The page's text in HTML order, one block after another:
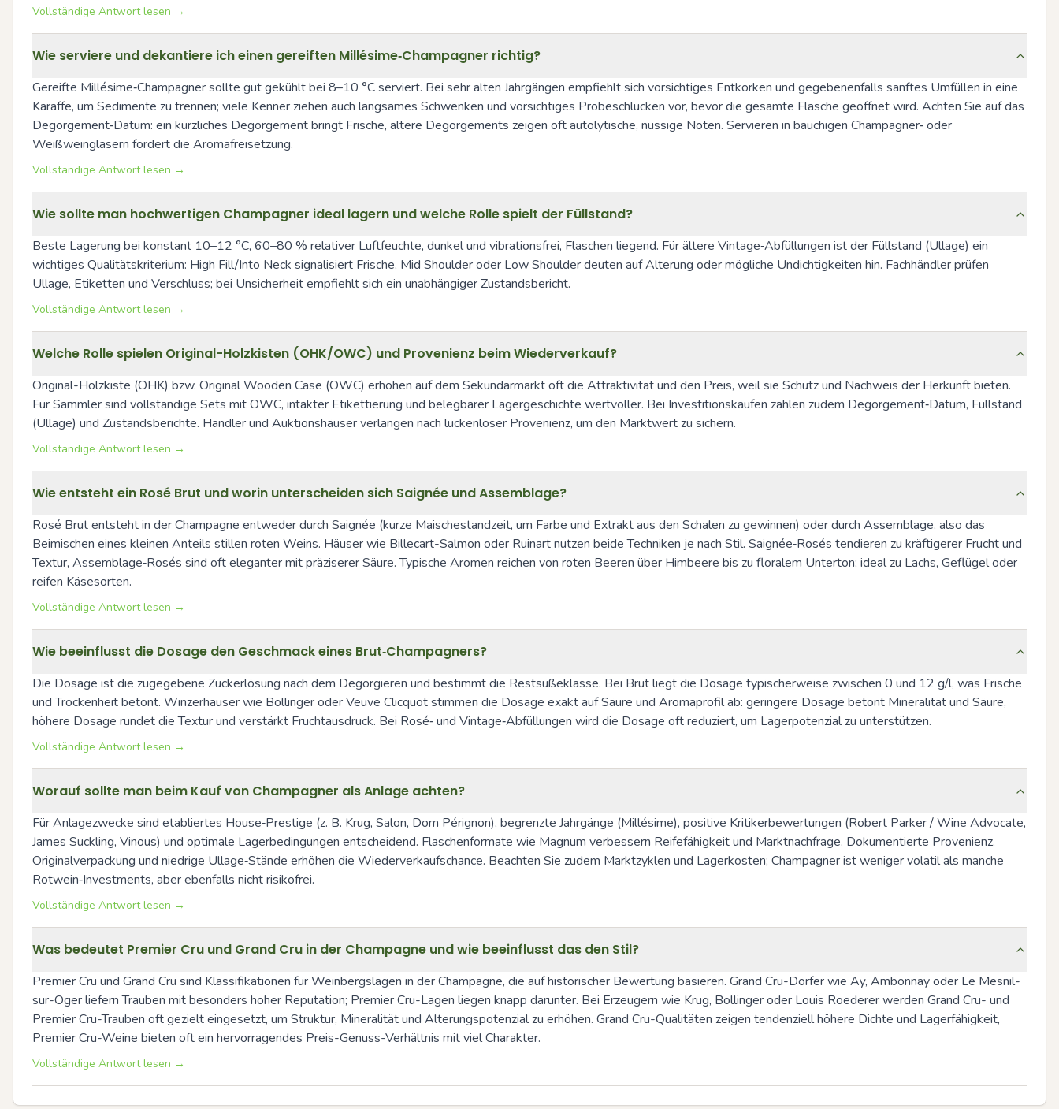
Vollständige Antwort lesen →
Wie serviere und dekantiere ich einen gereiften Millésime‑Champagner richtig?
Gereifte Millésime‑Champagner sollte gut gekühlt bei 8–10 °C serviert. Bei sehr alten Jahrgängen empfiehlt sich vorsichtiges Entkorken und gegebenenfalls sanftes Umfüllen in eine
Karaffe, um Sedimente zu trennen; viele Kenner ziehen auch langsames Schwenken und vorsichtiges Probeschlucken vor, bevor die gesamte Flasche geöffnet wird. Achten Sie auf das
Degorgement‑Datum: ein kürzliches Degorgement bringt Frische, ältere Degorgements zeigen oft autolytische, nussige Noten. Servieren in bauchigen Champagner‑ oder
Weißweingläsern fördert die Aromafreisetzung.
Vollständige Antwort lesen →
Wie sollte man hochwertigen Champagner ideal lagern und welche Rolle spielt der Füllstand?
Beste Lagerung bei konstant 10–12 °C, 60–80 % relativer Luftfeuchte, dunkel und vibrationsfrei, Flaschen liegend. Für ältere Vintage‑Abfüllungen ist der Füllstand (Ullage) ein
wichtiges Qualitätskriterium: High Fill/Into Neck signalisiert Frische, Mid Shoulder oder Low Shoulder deuten auf Alterung oder mögliche Undichtigkeiten hin. Fachhändler prüfen
Ullage, Etiketten und Verschluss; bei Unsicherheit empfiehlt sich ein unabhängiger Zustandsbericht.
Vollständige Antwort lesen →
Welche Rolle spielen Original-Holzkisten (OHK/OWC) und Provenienz beim Wiederverkauf?
Original-Holzkiste (OHK) bzw. Original Wooden Case (OWC) erhöhen auf dem Sekundärmarkt oft die Attraktivität und den Preis, weil sie Schutz und Nachweis der Herkunft bieten.
Für Sammler sind vollständige Sets mit OWC, intakter Etikettierung und belegbarer Lagergeschichte wertvoller. Bei Investitionskäufen zählen zudem Degorgement‑Datum, Füllstand
(Ullage) und Zustandsberichte. Händler und Auktionshäuser verlangen nach lückenloser Provenienz, um den Marktwert zu sichern.
Vollständige Antwort lesen →
Wie entsteht ein Rosé Brut und worin unterscheiden sich Saignée und Assemblage?
Rosé Brut entsteht in der Champagne entweder durch Saignée (kurze Maischestandzeit, um Farbe und Extrakt aus den Schalen zu gewinnen) oder durch Assemblage, also das
Beimischen eines kleinen Anteils stillen roten Weins. Häuser wie Billecart-Salmon oder Ruinart nutzen beide Techniken je nach Stil. Saignée‑Rosés tendieren zu kräftigerer Frucht und
Textur, Assemblage‑Rosés sind oft eleganter mit präziserer Säure. Typische Aromen reichen von roten Beeren über Himbeere bis zu floralem Unterton; ideal zu Lachs, Geflügel oder
reifen Käsesorten.
Vollständige Antwort lesen →
Wie beeinflusst die Dosage den Geschmack eines Brut‑Champagners?
Die Dosage ist die zugegebene Zuckerlösung nach dem Degorgieren und bestimmt die Restsüßeklasse. Bei Brut liegt die Dosage typischerweise zwischen 0 und 12 g/l, was Frische
und Trockenheit betont. Winzerhäuser wie Bollinger oder Veuve Clicquot stimmen die Dosage exakt auf Säure und Aromaprofil ab: geringere Dosage betont Mineralität und Säure,
höhere Dosage rundet die Textur und verstärkt Fruchtausdruck. Bei Rosé‑ und Vintage‑Abfüllungen wird die Dosage oft reduziert, um Lagerpotenzial zu unterstützen.
Vollständige Antwort lesen →
Worauf sollte man beim Kauf von Champagner als Anlage achten?
Für Anlagezwecke sind etabliertes House‑Prestige (z. B. Krug, Salon, Dom Pérignon), begrenzte Jahrgänge (Millésime), positive Kritikerbewertungen (Robert Parker / Wine Advocate,
James Suckling, Vinous) und optimale Lagerbedingungen entscheidend. Flaschenformate wie Magnum verbessern Reifefähigkeit und Marktnachfrage. Dokumentierte Provenienz,
Originalverpackung und niedrige Ullage‑Stände erhöhen die Wiederverkaufschance. Beachten Sie zudem Marktzyklen und Lagerkosten; Champagner ist weniger volatil als manche
Rotwein‑Investments, aber ebenfalls nicht risikofrei.
Vollständige Antwort lesen →
Was bedeutet Premier Cru und Grand Cru in der Champagne und wie beeinflusst das den Stil?
Premier Cru und Grand Cru sind Klassifikationen für Weinbergslagen in der Champagne, die auf historischer Bewertung basieren. Grand Cru-Dörfer wie Aÿ, Ambonnay oder Le Mesnil-
sur-Oger liefern Trauben mit besonders hoher Reputation; Premier Cru-Lagen liegen knapp darunter. Bei Erzeugern wie Krug, Bollinger oder Louis Roederer werden Grand Cru- und
Premier Cru-Trauben oft gezielt eingesetzt, um Struktur, Mineralität und Alterungspotenzial zu erhöhen. Grand Cru-Qualitäten zeigen tendenziell höhere Dichte und Lagerfähigkeit,
Premier Cru-Weine bieten oft ein hervorragendes Preis-Genuss-Verhältnis mit viel Charakter.
Vollständige Antwort lesen →